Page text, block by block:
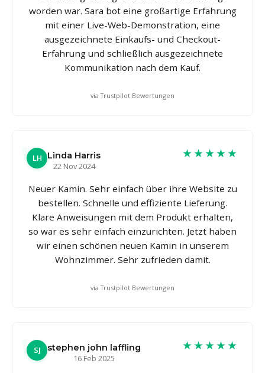
worden war. Sara bot eine großartige Erfahrung
mit einer Live-Web-Demonstration, eine
ausgezeichnete Einkaufs- und Checkout-
Erfahrung und schließlich ausgezeichnete
Kommunikation nach dem Kauf.
via Trustpilot Bewertungen
LH
Linda Harris
22 Nov 2024
★★★★★
Neuer Kamin. Sehr einfach über ihre Website zu
bestellen. Schnelle und effiziente Lieferung.
Klare Anweisungen mit dem Produkt erhalten,
so war es sehr einfach einzurichten. Jetzt haben
wir einen schönen neuen Kamin in unserem
Wohnzimmer. Sehr zufrieden damit.
via Trustpilot Bewertungen
SJ
stephen john laffling
16 Feb 2025
★★★★★